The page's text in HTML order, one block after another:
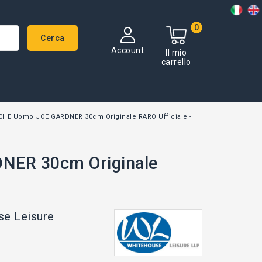
Il mio
carrello
0
Account
Cerca
Uomo JOE GARDNER 30cm Originale RARO Ufficiale -
30cm Originale
Leisure